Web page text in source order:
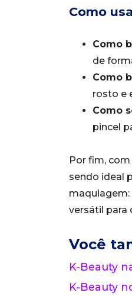
Como
Como
de
Como
rosto e
Como
pincel
Por fim,
sendo ideal
maquiagem:
versátil para
Você
K-Beauty
K-Beauty